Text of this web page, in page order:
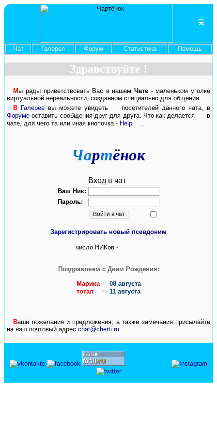
💻
Чат Галерея Форум Статистика Помощь
Здравствуйте !
Мы рады приветствовать Вас в нашемЧате - маленьком уголке
виртуальной нереальности, созданном специально для общения
.
В Галерее вы можете увидеть
посетителей данного чата, в
Форуме оставить сообщения друг для друга. Что как делается
в
чате, для чего та или иная кнопочка - Help .
Чартёнок
Вход в чат
Ваш Ник:
Пароль:
Зарегистрировать новый псевдоним
число НИКов -
Поздравляем с Днем Рождения:
Марика=> 08 августа
тотал
=> 11 августа
Ваши пожелания и предложения, а также замечания присылайте
на наш почтовый адрес chat@cherti.ru